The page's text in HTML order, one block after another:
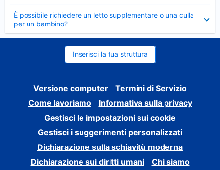
È possibile richiedere un letto supplementare o una culla
per un bambino?
Elemento
chiuso
Inserisci la tua struttura
Versione computer
Termini di Servizio
Come lavoriamo
Informativa sulla privacy
Gestisci le impostazioni sui cookie
Gestisci i suggerimenti personalizzati
Dichiarazione sulla schiavitù moderna
Dichiarazione sui diritti umani
Chi siamo